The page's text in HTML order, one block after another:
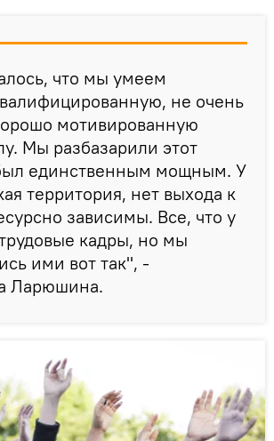
что мы умеем
не очень
мотивированную
Мы разбазарили этот
единственным мощным. У
территория, нет выхода к
зависимы. Все, что у
кадры, но мы
ими вот так", -
Ларюшина.